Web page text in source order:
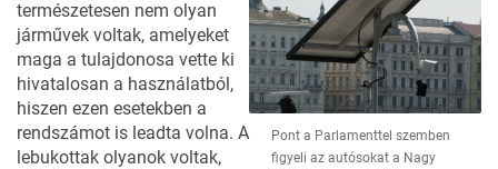
Pont a Parlamenttel szemben
figyeli az autósokat a Nagy
természetesen nem olyan
járművek voltak, amelyeket
maga a tulajdonosa vette ki
hivatalosan a használatból,
hiszen ezen esetekben a
rendszámot is leadta volna. A
lebukottak olyanok voltak,